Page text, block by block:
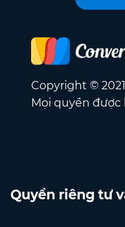
Copyright ©
Mọi quyền được
Quyền riêng tư